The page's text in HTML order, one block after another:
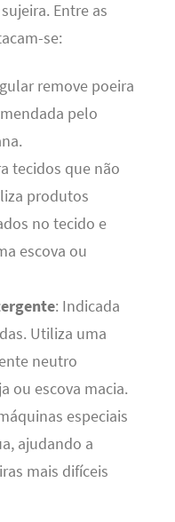
Entre as
se:
remove poeira
pelo
tecidos que não
produtos
no tecido e
escova ou
: Indicada
Utiliza uma
neutro
ou escova macia.
especiais
ajudando a
mais difíceis